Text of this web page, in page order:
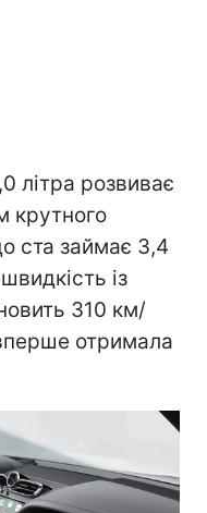
літра розвиває
крутного
ста займає 3,4
із
310 км/
отримала